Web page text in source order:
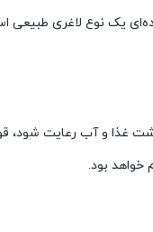
یک نوع لاغری
غذا و آب رعایت شود،
خواهد بود.